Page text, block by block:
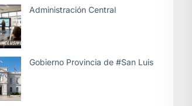
Administración Central
Gobierno Provincia de #San Luis